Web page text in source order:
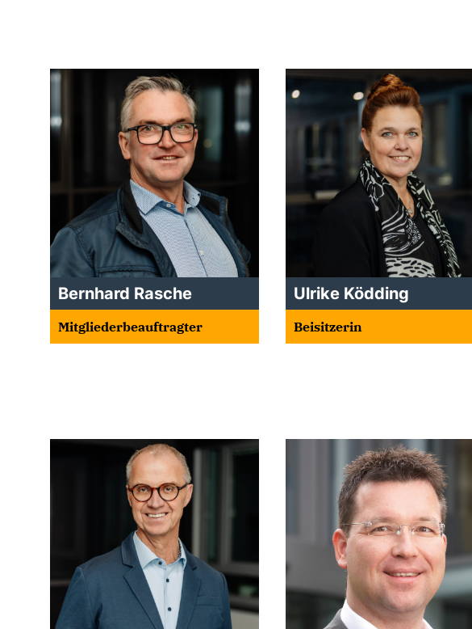
Bernhard Rasche
Mitgliederbeauftragter
Ulrike Ködding
Beisitzerin